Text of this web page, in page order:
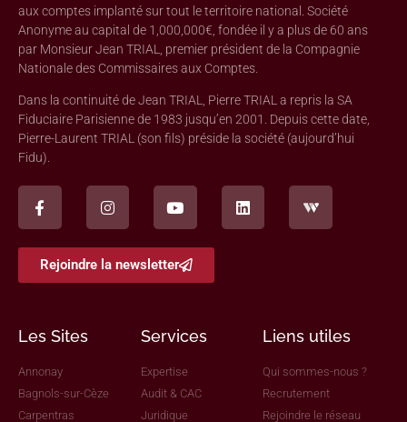
aux comptes implanté sur tout le territoire national. Société
Anonyme au capital de 1,000,000€, fondée il y a plus de 60 ans
par Monsieur Jean TRIAL, premier président de la Compagnie
Nationale des Commissaires aux Comptes.
Dans la continuité de Jean TRIAL, Pierre TRIAL a repris la SA
Fiduciaire Parisienne de 1983 jusqu’en 2001. Depuis cette date,
Pierre-Laurent TRIAL (son fils) préside la société (aujourd’hui
Fidu).
Rejoindre la newsletter
Les Sites
Annonay
Bagnols-sur-Cèze
Carpentras
Services
Expertise
Audit & CAC
Juridique
Liens utiles
Qui sommes-nous ?
Recrutement
Rejoindre le réseau